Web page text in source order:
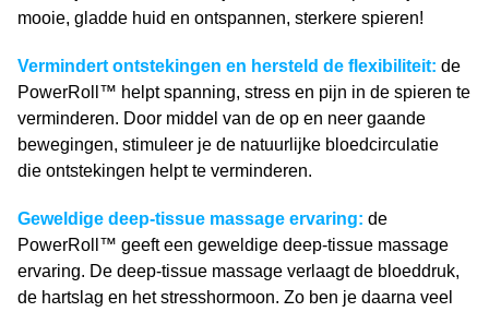
mooie, gladde huid en ontspannen, sterkere spieren!
Vermindert ontstekingen en hersteld de flexibiliteit: de
PowerRoll™ helpt spanning, stress en pijn in de spieren te
verminderen. Door middel van de op en neer gaande
bewegingen, stimuleer je de natuurlijke bloedcirculatie
die ontstekingen helpt te verminderen.
Geweldige deep-tissue massage ervaring: de
PowerRoll™ geeft een geweldige deep-tissue massage
ervaring. De deep-tissue massage verlaagt de bloeddruk,
de hartslag en het stresshormoon. Zo ben je daarna veel